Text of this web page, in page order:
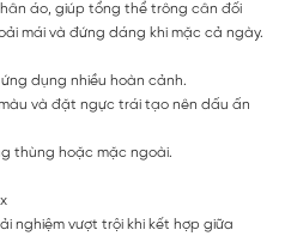
áo, giúp tổng thể trông cân đối
mái và đứng dáng khi mặc cả ngày.
dụng nhiều hoàn cảnh.
và đặt ngực trái tạo nên dấu ấn
thùng hoặc mặc ngoài.
nghiệm vượt trội khi kết hợp giữa